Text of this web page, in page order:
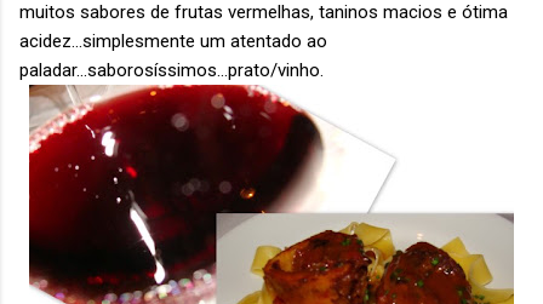
muitos sabores de frutas vermelhas, taninos macios e ótima
acidez...simplesmente um atentado ao
paladar...saborosíssimos...prato/vinho.